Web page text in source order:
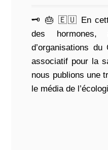
🗝 🎂 🇪🇺 En cette
des hormones,
d’organisations
associatif pour la
nous publions une
le média de